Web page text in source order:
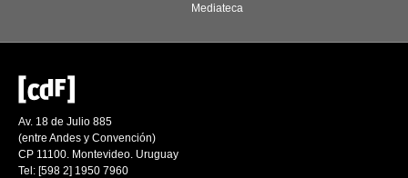
Mediateca
Av. 18 de Julio 885
(entre Andes y Convención)
CP 11100. Montevideo. Uruguay
Tel: [598 2] 1950 7960